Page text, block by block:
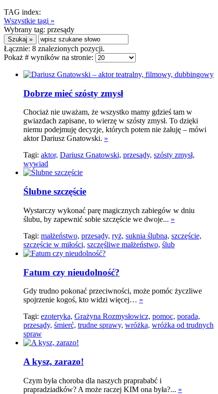
TAG index:
Wszystkie tagi »
Wybrany tag: przesądy
Łącznie: 8 znalezionych pozycji.
Pokaż # wyników na stronie:
Dobrze mieć szósty zmysł
Chociaż nie uważam, że wszystko mamy gdzieś tam w
gwiazdach zapisane, to wierzę w szósty zmysł. To dzięki
niemu podejmuję decyzje, których potem nie żałuję – mówi
aktor Dariusz Gnatowski. »
Tagi: aktor, Dariusz Gnatowski, przesądy, szósty zmysł,
wywiad
Ślubne szczęście
Wystarczy wykonać parę magicznych zabiegów w dniu
ślubu, by zapewnić sobie szczęście we dwoje... »
Tagi: małżeństwo, przesądy, ryż, suknia ślubna, szczęście,
szczęście w miłości, szczęśliwe małżeństwo, ślub
Fatum czy nieudolność?
Gdy trudno pokonać przeciwności, może pomóc życzliwe
spojrzenie kogoś, kto widzi więcej… »
Tagi: ezoteryka, Grażyna Rozmysłowicz, pomoc, porada,
przesądy, śmierć, trudne sprawy, wróżka, wróżka od trudnych
spraw
A kysz, zarazo!
Czym była choroba dla naszych praprababć i
prapradziadków? A może raczej KIM ona była?... »